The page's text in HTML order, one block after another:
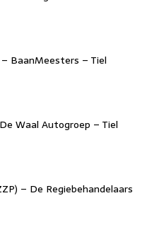
BaanMeesters – Tiel
Waal Autogroep – Tiel
– De Regiebehandelaars